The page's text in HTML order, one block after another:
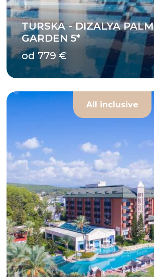
TURSKA - DIZALYA PALM
GARDEN 5*
od 779 €
All inclusive